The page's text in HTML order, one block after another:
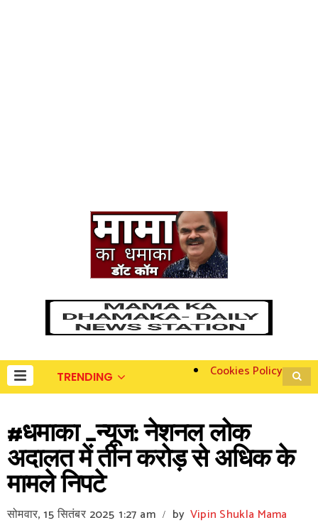
TRENDING Cookies Policy
#धमाका _न्यूज: नेशनल लोक
अदालत में तीन करोड़ से अधिक के
मामले निपटे
सोमवार, 15 सितंबर 2025 1:27 am / by Vipin Shukla Mama